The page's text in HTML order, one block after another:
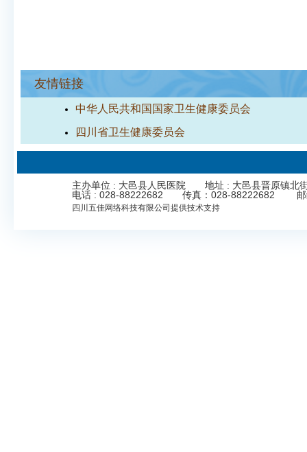
友情链接
中华人民共和国国家卫生健康委员会
四川省卫生健康委员会
主办单位 : 大邑县人民医院 地址 : 大邑县晋原镇北
电话 : 028-88222682 传真：028-88222682
四川五佳网络科技有限公司 提供技术支持